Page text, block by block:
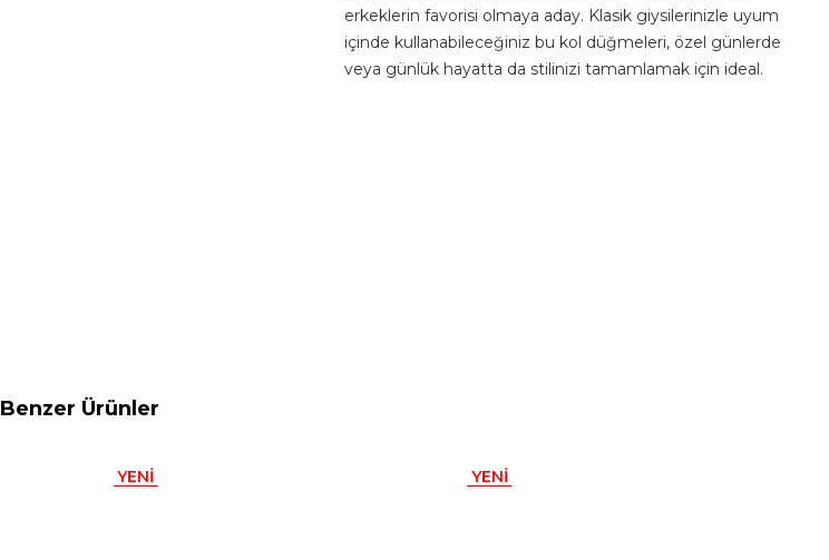
erkeklerin favorisi olmaya aday. Klasik giysilerinizle uyum
içinde kullanabileceğiniz bu kol düğmeleri, özel günlerde
veya günlük hayatta da stilinizi tamamlamak için ideal.
Benzer Ürünler
YENI
YENI